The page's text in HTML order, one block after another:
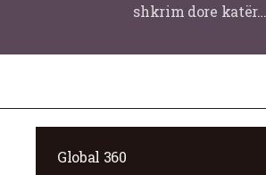
shkrim dore katër…
Global 360